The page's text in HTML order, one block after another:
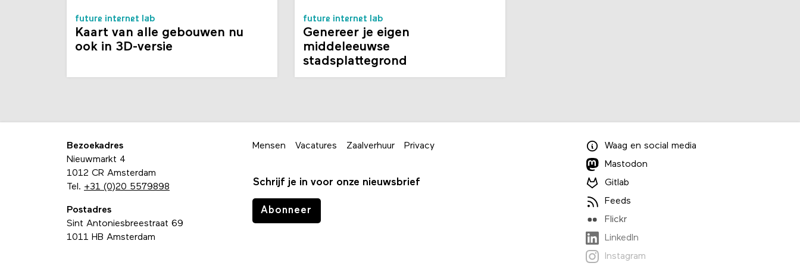
future internet lab
Kaart van alle gebouwen nu
ook in 3D-versie
future internet lab
Genereer je eigen
middeleeuwse
stadsplattegrond
Bezoekadres
Nieuwmarkt 4
1012 CR Amsterdam
Tel. +31 (0)20 5579898
Postadres
Sint Antoniesbreestraat 69
1011 HB Amsterdam
Mensen Vacatures Zaalverhuur Privacy
Schrijf je in voor onze nieuwsbrief
Abonneer
Waag en social media
Mastodon
Gitlab
Feeds
Flickr
LinkedIn
Instagram